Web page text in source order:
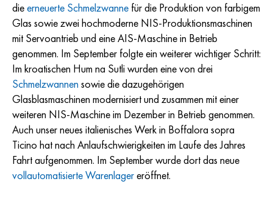
dieerneuerte Schmelzwanne für die Produktion von farbigem
Glas sowie zwei hochmoderne NIS-Produktionsmaschinen
mit Servoantrieb und eine AIS-Maschine in Betrieb
genommen. Im September folgte ein weiterer wichtiger Schritt:
Im kroatischen Hum na Sutli wurden eine von drei
Schmelzwannen sowie die dazugehörigen
Glasblasmaschinen modernisiert und zusammen mit einer
weiteren NIS-Maschine im Dezember in Betrieb genommen.
Auch unser neues italienisches Werk in Boffalora sopra
Ticino hat nach Anlaufschwierigkeiten im Laufe des Jahres
Fahrt aufgenommen. Im September wurde dort das neue
vollautomatisierte Warenlagereröffnet.